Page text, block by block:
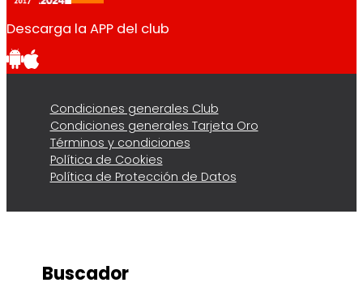
Descarga la APP del club
Condiciones generales Club
Condiciones generales Tarjeta Oro
Términos y condiciones
Política de Cookies
Política de Protección de Datos
Buscador